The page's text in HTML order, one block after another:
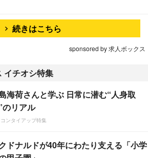
続きはこちら
sponsored by 求人ボックス
イチオシ特集
海荷さんと学ぶ 日常に潜む“人身取
のリアル
ンタイアップ特集
ドナルドが40年にわたり支える「小学